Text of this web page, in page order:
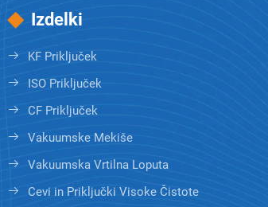
Izdelki
KF Priključek
ISO Priključek
CF Priključek
Vakuumske Mekiše
Vakuumska Vrtilna Loputa
Cevi in Priključki Visoke Čistote